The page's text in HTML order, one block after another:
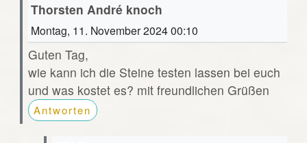
Thorsten André knoch
Montag, 11. November 2024 00:10
Guten Tag,
wie kann ich die Steine testen lassen bei euch
und was kostet es? mit freundlichen Grüßen
Antworten